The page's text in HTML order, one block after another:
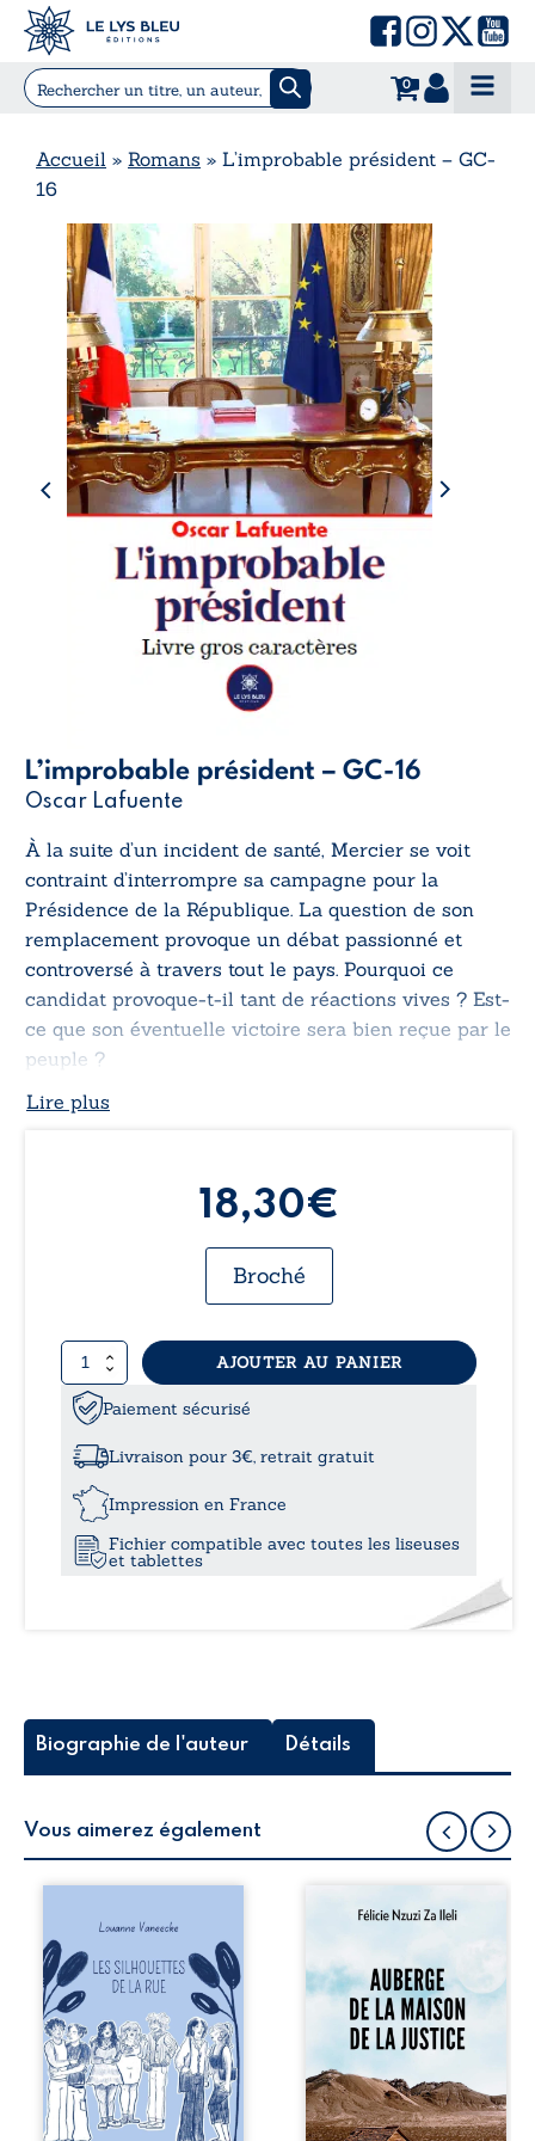
0
Accueil » Romans » L’improbable président – GC-
16
L’improbable président – GC-16
Oscar Lafuente
À la suite d’un incident de santé, Mercier se voit
contraint d’interrompre sa campagne pour la
Présidence de la République. La question de son
remplacement provoque un débat passionné et
controversé à travers tout le pays. Pourquoi ce
candidat provoque-t-il tant de réactions vives ? Est-
ce que son éventuelle victoire sera bien reçue par le
peuple ?
Lire plus
18,30€
Broché
quantité
de
L'improbable
président
GC-
16
AJOUTER AU PANIER
Paiement sécurisé
Livraison pour 3€, retrait gratuit
Impression en France
Fichier compatible avec toutes les liseuses
et tablettes
Biographie de l'auteur Détails
Vous aimerez également
la rue donne la
parole à six
personnages
ordinaires,
traversés par des
pensées, des
émotions et des
silences qui
pourraient
appartenir à
chacun de nous. À
Auberge de la
récit-témoignage
consacré au
parcours
exemplaire de
Mbala Zi Nkuaku
Lema Félix.
Magistrat intègre,
fervent défenseur
des droits